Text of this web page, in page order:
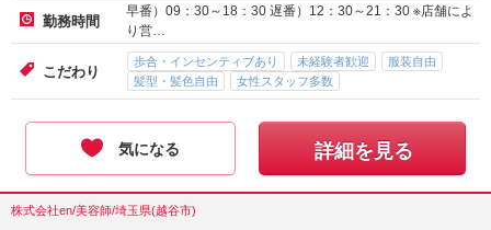
勤務時間
早番）09：30～18：30 遅番）12：30～21：30 ※店舗によ
り営…
こだわり
歩合・インセンティブあり 未経験者歓迎
服装自由
髪型・髪色自由
女性スタッフ多数
気になる 詳細を見る
株式会社en/美容師/埼玉県(越谷市)